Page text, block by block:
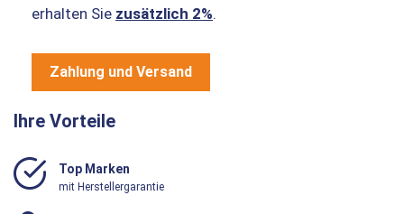
erhalten Sie zusätzlich 2%.
Zahlung und Versand
Ihre Vorteile
Top Marken
mit Herstellergarantie